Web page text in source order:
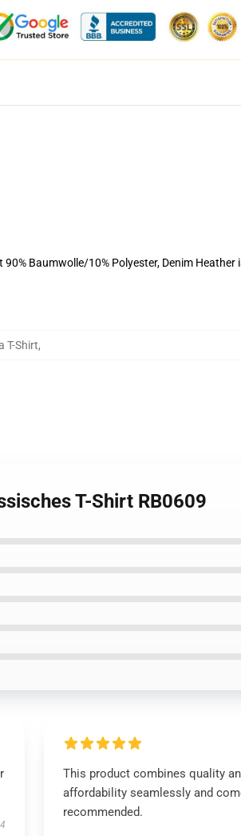
Baumwolle/10% Polyester, Denim Heather
T-Shirt,
T-Shirt RB0609
This product combines quality
affordability seamlessly and
recommended.